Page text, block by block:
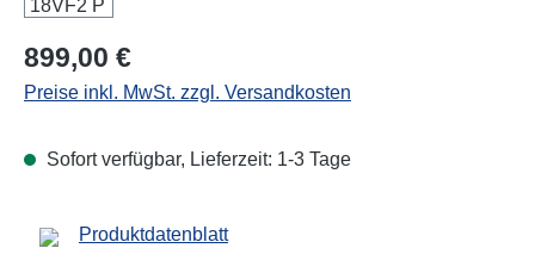
Regulärer Preis:
899,00 €
Preise inkl. MwSt. zzgl. Versandkosten
Sofort verfügbar, Lieferzeit: 1-3 Tage
Produktdatenblatt